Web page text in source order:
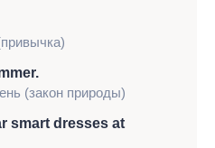
(закон природы)
smart dresses at